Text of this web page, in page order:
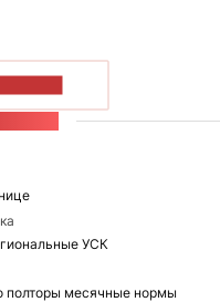
УСК
полторы месячные нормы